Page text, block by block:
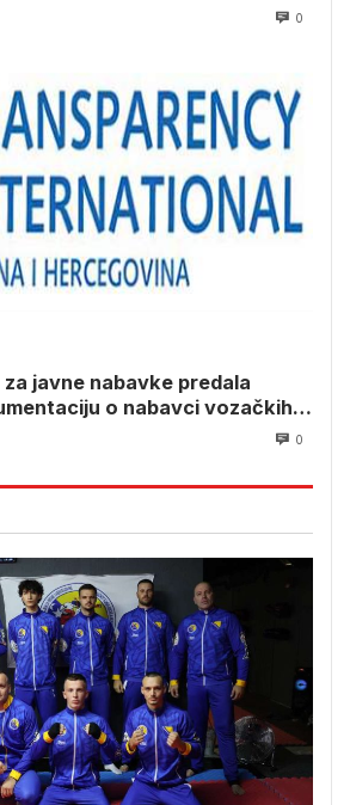
0
javne nabavke predala
o nabavci vozačkih
0